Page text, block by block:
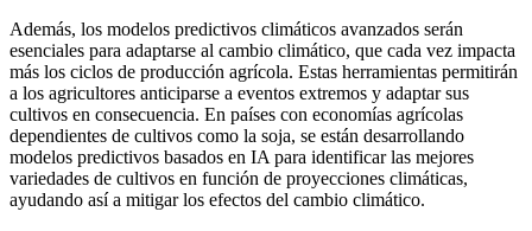
Además, los modelos predictivos climáticos avanzados serán
esenciales para adaptarse al cambio climático, que cada vez impacta
más los ciclos de producción agrícola. Estas herramientas permitirán
a los agricultores anticiparse a eventos extremos y adaptar sus
cultivos en consecuencia. En países con economías agrícolas
dependientes de cultivos como la soja, se están desarrollando
modelos predictivos basados en IA para identificar las mejores
variedades de cultivos en función de proyecciones climáticas,
ayudando así a mitigar los efectos del cambio climático.